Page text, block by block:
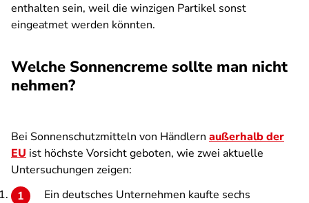
enthalten sein, weil die winzigen Partikel sonst
eingeatmet werden könnten.
Welche Sonnencreme sollte man nicht
nehmen?
Bei Sonnenschutzmitteln von Händlern außerhalb der
EU ist höchste Vorsicht geboten, wie zwei aktuelle
Untersuchungen zeigen:
Ein deutsches Unternehmen kaufte sechs